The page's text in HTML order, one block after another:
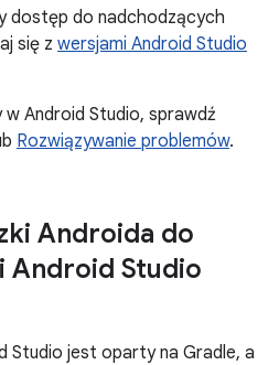
dostęp do nadchodzących
się z wersjami Android Studio
Android Studio, sprawdź
Rozwiązywanie problemów.
Androida do
Android Studio
Studio jest oparty na Gradle, a